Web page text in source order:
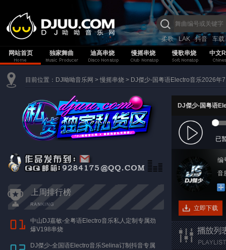
柔歌 LAK 抖音
车载
网站首页
独家舞曲 迪高串烧 慢摇串烧 慢歌串烧 中文
目前位置： DJ呦呦音乐网 > 慢摇串烧 > DJ傑少-国粤语Electro音乐2026年
上周排行榜
中山DJ嘉敏-全粤语Electro音乐私人定制专属劲
爆V198串烧
DJ傑少-全国语Electro音乐Selina订制抖音专属
DJ傑少-国粤语
已
编
音
立即下载